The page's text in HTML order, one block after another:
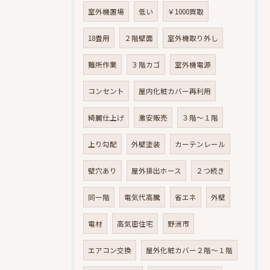
室外機置場 低い ￥1000買取
18畳用 ２階壁面 室外機取り外し
難所作業 ３階カゴ 室外機電源
コンセント 屋内化粧カバー再利用
綺麗仕上げ 激安販売 ３階～１階
上り勾配 外壁塗装 カーテンレール
壁穴あり 屋外排出ホース ２つ続き
同一階 電気代高騰 省エネ 外壁
電材 高気密住宅 野洲市
エアコン交換 屋外化粧カバー２階～１階